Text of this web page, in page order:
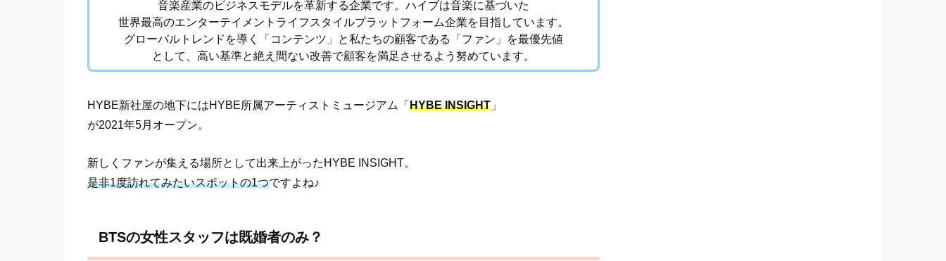
音楽産業のビジネスモデルを革新する企業です。ハイブは音楽に基づいた
世界最高のエンターテイメントライフスタイルプラットフォーム企業を目指しています。
グローバルトレンドを導く「コンテンツ」と私たちの顧客である「ファン」を最優先値
として、高い基準と絶え間ない改善で顧客を満足させるよう努めています。
HYBE新社屋の地下にはHYBE所属アーティストミュージアム「HYBE INSIGHT 」
が2021年5月オープン。
新しくファンが集える場所として出来上がったHYBE INSIGHT。
是非1度訪れてみたいスポットの1つですよね♪
BTSの女性スタッフは既婚者のみ？